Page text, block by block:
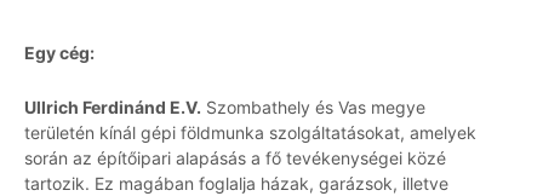
Egy cég:
Ullrich Ferdinánd E.V. Szombathely és Vas megye
területén kínál gépi földmunka szolgáltatásokat, amelyek
során az építőipari alapásás a fő tevékenységei közé
tartozik. Ez magában foglalja házak, garázsok, illetve